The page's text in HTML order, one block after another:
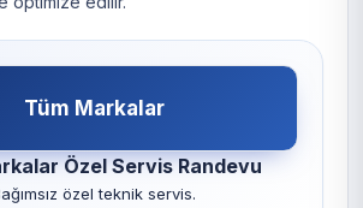
Tüm Markalar
Özel Servis Randevu
özel teknik servis.